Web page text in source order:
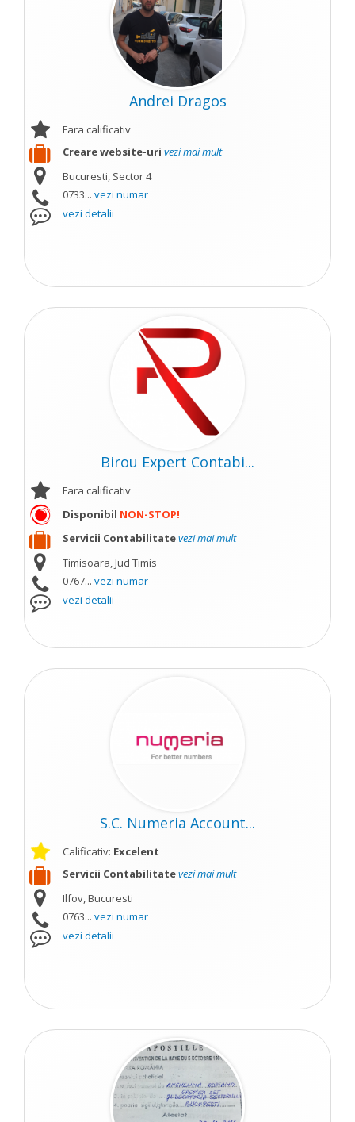
Andrei Dragos
Fara calificativ
Creare website-uri vezi mai mult
Bucuresti, Sector 4
0733... vezi numar
vezi detalii
Birou Expert Contabi...
Fara calificativ
Disponibil NON-STOP!
Servicii Contabilitatevezi mai mult
Timisoara, Jud Timis
0767... vezi numar
vezi detalii
S.C. Numeria Account...
Calificativ: Excelent
Servicii Contabilitatevezi mai mult
Ilfov, Bucuresti
0763... vezi numar
vezi detalii